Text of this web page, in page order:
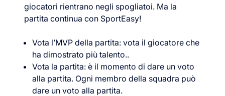
giocatori rientrano negli spogliatoi. Ma la
partita continua con SportEasy!
Vota l’MVP della partita: vota il giocatore che
ha dimostrato più talento..
Vota la partita: è il momento di dare un voto
alla partita. Ogni membro della squadra può
dare un voto alla partita.